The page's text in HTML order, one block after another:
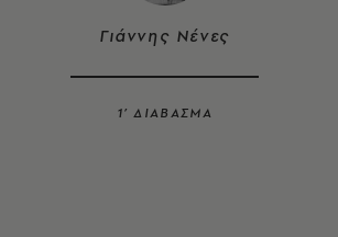
Γιάννης Νένες
1’ ΔΙΑΒΑΣΜΑ